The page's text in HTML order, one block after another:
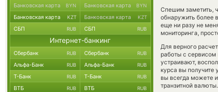
Спешим заметить,
обнаружить более
еще ни разу не
мониторинга,
Для верного
работы с
устраивают,
курса вы получите
вы всегда можете
транзитной валюты.
Банковская карта BYN Банковская карта BYN
Банковская карта KZT Банковская карта KZT
СБП RUB СБП RUB
Интернет-банкинг
Сбербанк RUB Сбербанк RUB
Альфа-Банк RUB Альфа-Банк RUB
Т-Банк RUB Т-Банк RUB
ВТБ RUB ВТБ RUB